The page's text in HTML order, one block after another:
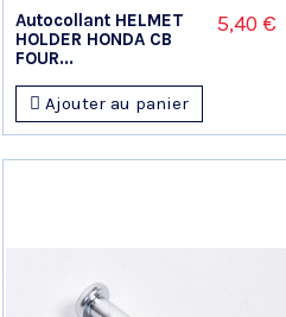
Autocollant HELMET
HOLDER HONDA CB
FOUR...
5,40 €
Ajouter au panier